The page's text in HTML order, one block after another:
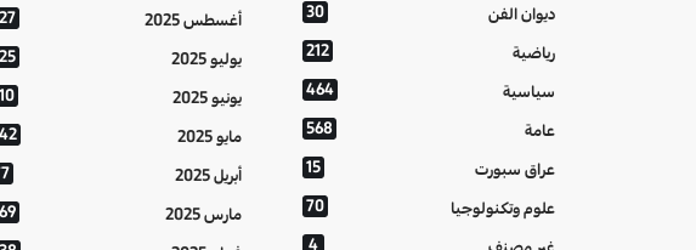
ديوان الفن 30
رياضية 212
سياسية 464
عامة 568
عراق سبورت 15
علوم وتكنولوجيا 70
4
أغسطس 2025
يوليو 2025
يونيو 2025
مايو 2025
أبريل 2025
مارس 2025